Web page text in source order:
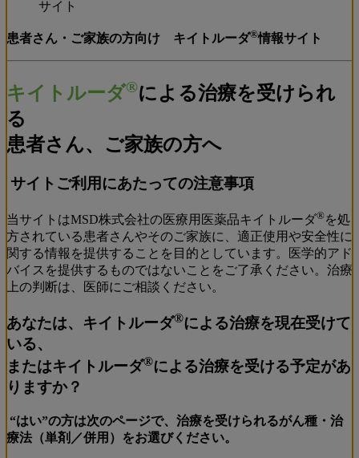
患者さん・ご家族の方向け キイトルーダ®情報サイト
キイトルーダ®による治療を受けられ
る
患者さん、ご家族の方へ
サイトご利用にあたっての注意事項
当サイトはMSD株式会社の医療用医薬品キイトルーダ®を処
方されている患者さんやそのご家族に、適正使用や安全性に
関する情報を提供することを目的としています。医学的アド
バイスを提供するものではないことをご了承ください。治療
上の判断は、医師にご相談ください。
あなたは、キイトルーダ®による治療を現在受けて
いる、
またはキイトルーダ®による治療を受ける予定があ
りますか？
“はい”の方は次のページで、治療を受けられるがん種・治
療法（単剤／併用）をお選びください。